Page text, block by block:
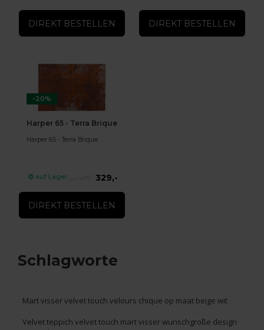
DIREKT BESTELLEN DIREKT BESTELLEN
-20%
Harper 65 - Terra Brique
Harper 65 - Terra Brique
auf Lager 329,-
DIREKT BESTELLEN
Schlagworte
Mart visser velvet touch velours chique op maat beige wit
Velvet teppich velvet touch mart visser wunschgroße design